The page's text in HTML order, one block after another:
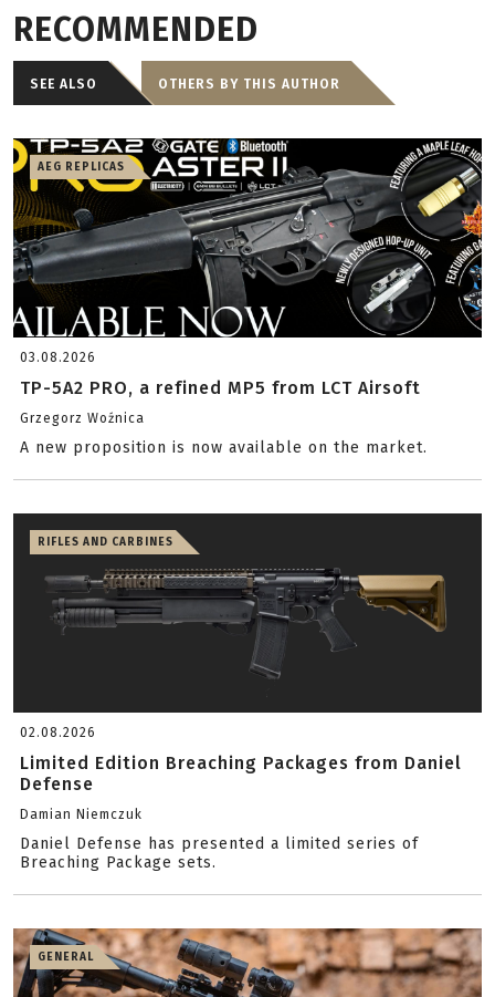
RECOMMENDED
SEE ALSO OTHERS BY THIS AUTHOR
AEG REPLICAS
03.08.2026
TP-5A2 PRO, a refined MP5 from LCT Airsoft
Grzegorz Woźnica
A new proposition is now available on the market.
RIFLES AND CARBINES
02.08.2026
Limited Edition Breaching Packages from Daniel
Defense
Damian Niemczuk
Daniel Defense has presented a limited series of
Breaching Package sets.
GENERAL